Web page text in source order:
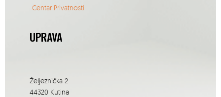
Centar Privatnosti
UPRAVA
Željeznička 2
44320 Kutina